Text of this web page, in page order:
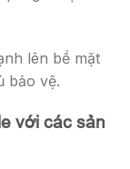
lên bề mặt
bảo vệ.
với các sản